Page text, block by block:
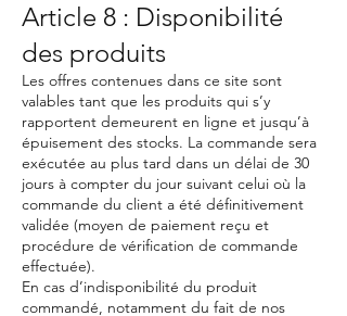
Article 8 : Disponibilité
des produits
Les offres contenues dans ce site sont
valables tant que les produits qui s’y
rapportent demeurent en ligne et jusqu’à
épuisement des stocks. La commande sera
exécutée au plus tard dans un délai de 30
jours à compter du jour suivant celui où la
commande du client a été définitivement
validée (moyen de paiement reçu et
procédure de vérification de commande
effectuée).
En cas d’indisponibilité du produit
commandé, notamment du fait de nos